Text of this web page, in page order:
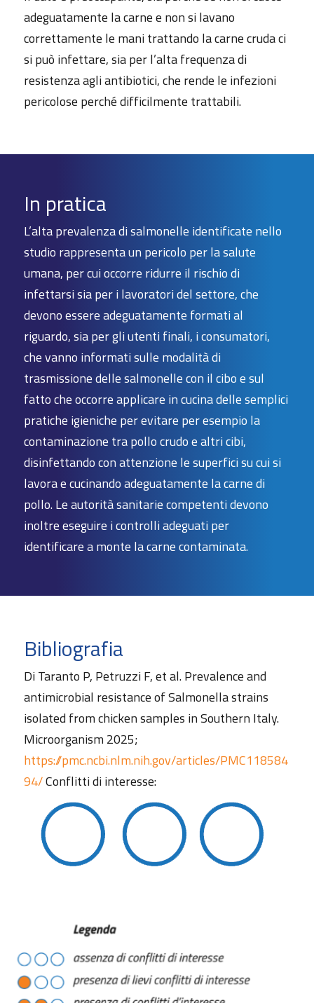
adeguatamente la carne e non si lavano
correttamente le mani trattando la carne cruda ci
si può infettare, sia per l’alta frequenza di
resistenza agli antibiotici, che rende le infezioni
pericolose perché difficilmente trattabili.
In pratica
L’alta prevalenza di salmonelle identificate nello
studio rappresenta un pericolo per la salute
umana, per cui occorre ridurre il rischio di
infettarsi sia per i lavoratori del settore, che
devono essere adeguatamente formati al
riguardo, sia per gli utenti finali, i consumatori,
che vanno informati sulle modalità di
trasmissione delle salmonelle con il cibo e sul
fatto che occorre applicare in cucina delle semplici
pratiche igieniche per evitare per esempio la
contaminazione tra pollo crudo e altri cibi,
disinfettando con attenzione le superfici su cui si
lavora e cucinando adeguatamente la carne di
pollo. Le autorità sanitarie competenti devono
inoltre eseguire i controlli adeguati per
identificare a monte la carne contaminata.
Bibliografia
Di Taranto P, Petruzzi F, et al. Prevalence and
antimicrobial resistance of Salmonella strains
isolated from chicken samples in Southern Italy.
Microorganism 2025;
https://pmc.ncbi.nlm.nih.gov/articles/PMC118584
94/Conflitti di interesse: